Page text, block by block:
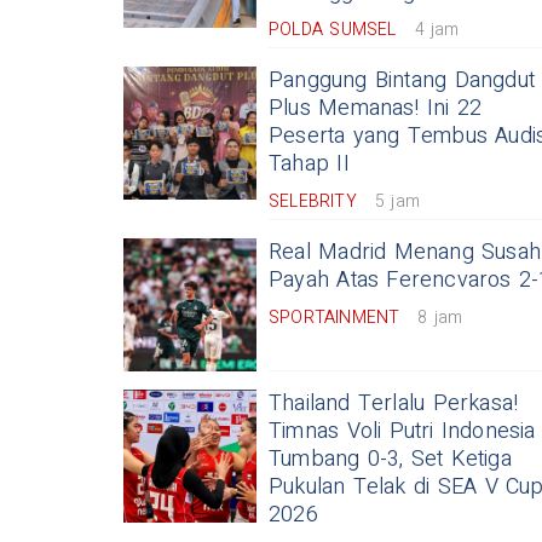
POLDA SUMSEL 4 jam
Panggung Bintang Dangdut
Plus Memanas! Ini 22
Peserta yang Tembus
Tahap II
SELEBRITY 5 jam
Real Madrid Menang Susah
Payah Atas Ferencvaros 2-
SPORTAINMENT 8 jam
Thailand Terlalu Perkasa!
Timnas Voli Putri Indonesia
Tumbang 0-3, Set Ketiga
Pukulan Telak di SEA V Cup
2026